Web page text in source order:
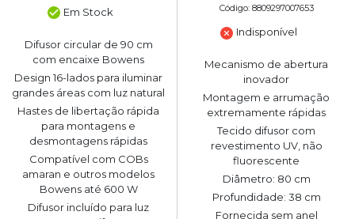
Em Stock
Difusor circular de 90 cm
com encaixe Bowens
Design 16-lados para iluminar
grandes áreas com luz natural
Hastes de libertação rápida
para montagens e
desmontagens rápidas
Compatível com COBs
amaran e outros modelos
Bowens até 600 W
Difusor incluído para luz
Código: 8809297007653
Indisponível
Mecanismo de abertura
inovador
Montagem e arrumação
extremamente rápidas
Tecido difusor com
revestimento UV, não
fluorescente
Diâmetro: 80 cm
Profundidade: 38 cm
Fornecida sem anel